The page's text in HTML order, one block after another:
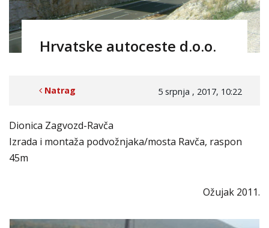
Hrvatske autoceste d.o.o.
Natrag 5 srpnja , 2017, 10:22
Dionica Zagvozd-Ravča
Izrada i montaža podvožnjaka/mosta Ravča, raspon
45m
Ožujak 2011.